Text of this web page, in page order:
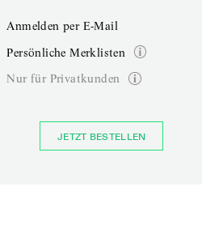
Anmelden per E-Mail
Persönliche Merklisten
Nur für Privatkunden
JETZT BESTELLEN